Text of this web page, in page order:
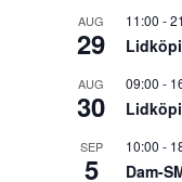
AUG
29
11:00 -
AUG
30
09:00 -
SEP
5
10:00 -
Dam-